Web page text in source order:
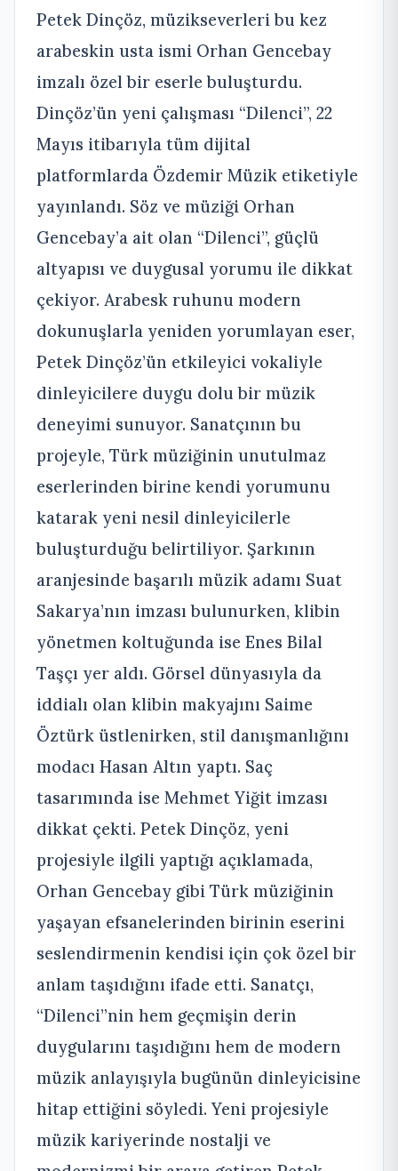
Petek Dinçöz, müzikseverleri bu kez
arabeskin usta ismi Orhan Gencebay
imzalı özel bir eserle buluşturdu.
Dinçöz’ün yeni çalışması “Dilenci”, 22
Mayıs itibarıyla tüm dijital
platformlarda Özdemir Müzik etiketiyle
yayınlandı. Söz ve müziği Orhan
Gencebay’a ait olan “Dilenci”, güçlü
altyapısı ve duygusal yorumu ile dikkat
çekiyor. Arabesk ruhunu modern
dokunuşlarla yeniden yorumlayan eser,
Petek Dinçöz’ün etkileyici vokaliyle
dinleyicilere duygu dolu bir müzik
deneyimi sunuyor. Sanatçının bu
projeyle, Türk müziğinin unutulmaz
eserlerinden birine kendi yorumunu
katarak yeni nesil dinleyicilerle
buluşturduğu belirtiliyor. Şarkının
aranjesinde başarılı müzik adamı Suat
Sakarya’nın imzası bulunurken, klibin
yönetmen koltuğunda ise Enes Bilal
Taşçı yer aldı. Görsel dünyasıyla da
iddialı olan klibin makyajını Saime
Öztürk üstlenirken, stil danışmanlığını
modacı Hasan Altın yaptı. Saç
tasarımında ise Mehmet Yiğit imzası
dikkat çekti. Petek Dinçöz, yeni
projesiyle ilgili yaptığı açıklamada,
Orhan Gencebay gibi Türk müziğinin
yaşayan efsanelerinden birinin eserini
seslendirmenin kendisi için çok özel bir
anlam taşıdığını ifade etti. Sanatçı,
“Dilenci”nin hem geçmişin derin
duygularını taşıdığını hem de modern
müzik anlayışıyla bugünün dinleyicisine
hitap ettiğini söyledi. Yeni projesiyle
müzik kariyerinde nostalji ve